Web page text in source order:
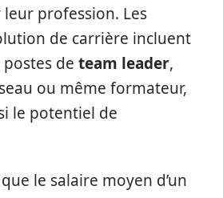
profession. Les
de carrière incluent
postes de team leader,
ou même formateur,
le potentiel de
le salaire moyen d’un